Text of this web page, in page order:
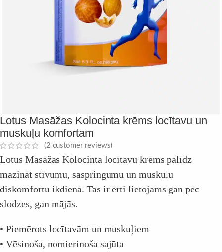
Lotus Masāžas Kolocinta krēms locītavu un
muskuļu komfortam
(2 customer reviews)
Lotus Masāžas Kolocinta locītavu krēms palīdz
mazināt stīvumu, saspringumu un muskuļu
diskomfortu ikdienā. Tas ir ērti lietojams gan pēc
slodzes, gan mājās.
• Piemērots locītavām un muskuļiem
• Vēsinoša, nomierinoša sajūta